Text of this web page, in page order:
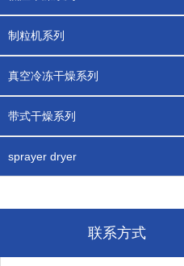
制粒机系列
真空冷冻干燥系列
带式干燥系列
sprayer dryer
联系方式